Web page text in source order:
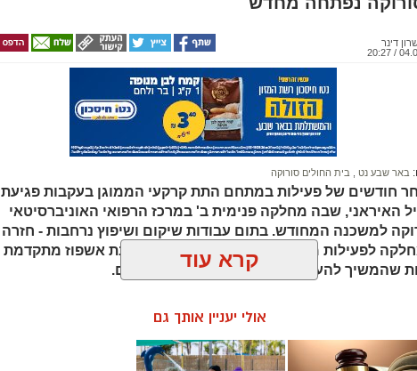
דינר
באר שבע נט בית החולים סורוקה
חודשים של פעילות במתחם התת קרקעי הממוגן בעקבות פגיעת
האיראני, שבה מחלקה פנימית ב' במרכז הרפואי האוניברסיטאי
למשכנה המחודש. בתום עבודות שיקום ושיפוץ נרחבות - חזרה
לפעילות מלאה עם תשתיות חדשות, סביבת אשפוז מתקדמת
שהמשיך להעניק טיפול מסור גם בימי החירום.
קרא עוד
אולי יעניין אותך גם